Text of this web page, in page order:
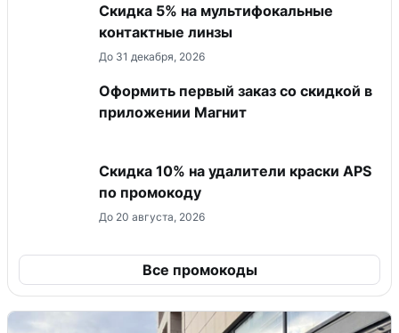
Скидка 5% на мультифокальные
контактные линзы
До 31 декабря, 2026
Оформить первый заказ со скидкой в
приложении Магнит
Скидка 10% на удалители краски APS
по промокоду
До 20 августа, 2026
Все промокоды